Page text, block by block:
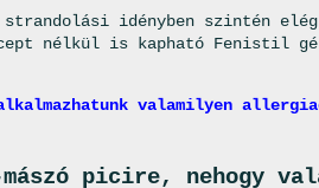
strandolási idényben szintén
nélkül is kapható Fenistil
valamilyen
picire, nehogy